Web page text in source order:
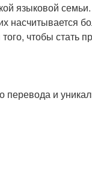
языковой
чтобы
и